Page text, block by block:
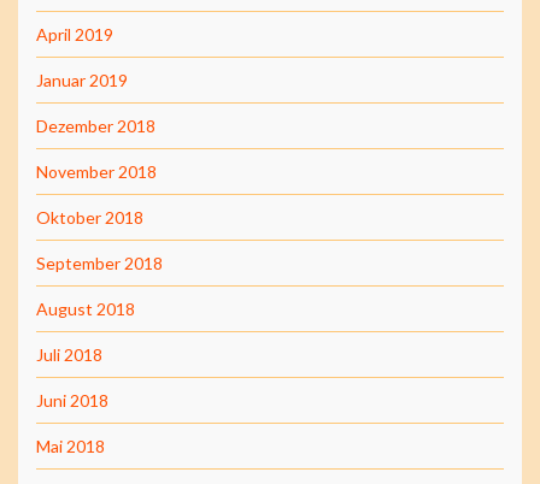
April 2019
Januar 2019
Dezember 2018
November 2018
Oktober 2018
September 2018
August 2018
Juli 2018
Juni 2018
Mai 2018